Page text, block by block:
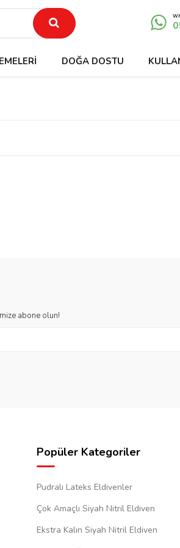
DOĞA DOSTU
abone olun!
Popüler Kategoriler
Pudralı Lateks Eldivenler
Çok Amaçlı Siyah Nitril Eldiven
Ekstra Kalın Siyah Nitril Eldiven